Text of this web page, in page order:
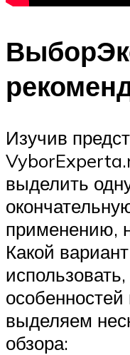
Изучив
выделить
применению,
Какой
выделяем
обзора: